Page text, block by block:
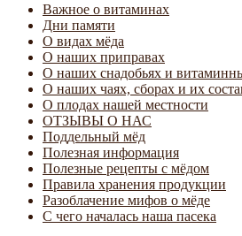
Важное о витаминах
Дни памяти
О видах мёда
О наших приправах
О наших снадобьях и
О наших чаях, сборах и их
О плодах нашей местности
ОТЗЫВЫ О НАС
Поддельный мёд
Полезная информация
Полезные рецепты с мёдом
Правила хранения продукции
Разоблачение мифов о мёде
С чего началась наша пасека